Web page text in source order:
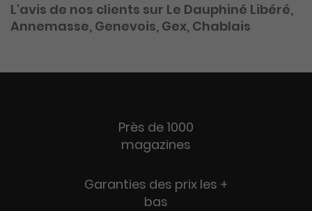
L'avis de nos clients sur Le Dauphiné Libéré,
Annemasse, Genevois, Gex, Chablais
Près de 1000
magazines
Garanties des prix les +
bas